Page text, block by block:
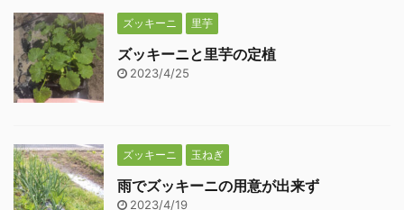
ズッキーニ 里芋
ズッキーニと里芋の定植
2023/4/25
ズッキーニ 玉ねぎ
雨でズッキーニの用意が出来ず
2023/4/19